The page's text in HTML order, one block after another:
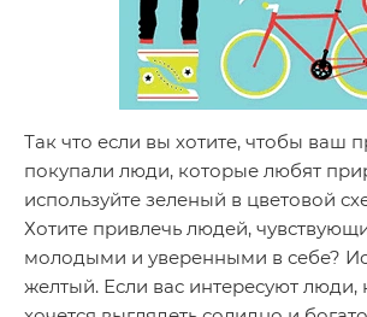
Так что если вы хотите, чтобы ваш
покупали люди, которые любят
используйте зеленый в цветовой
Хотите привлечь людей,
молодыми и уверенными в себе?
желтый. Если вас интересуют люди,